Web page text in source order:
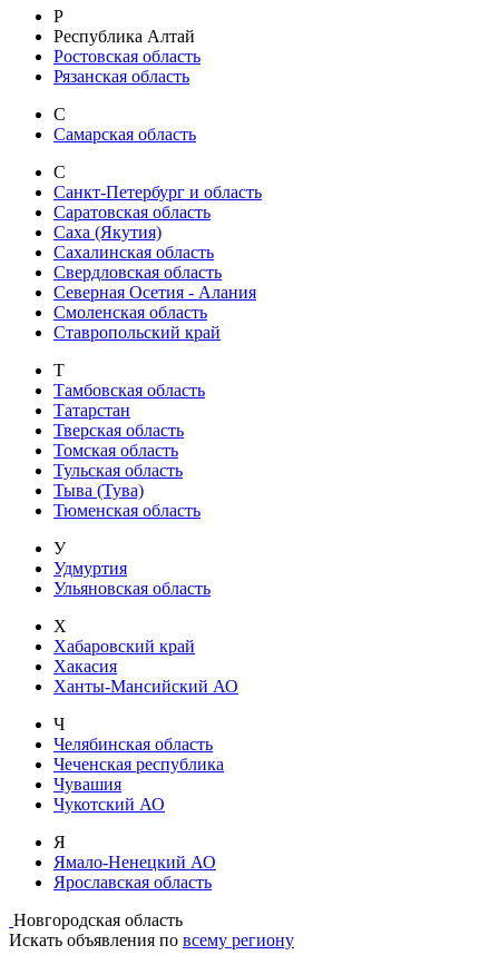
Р
Республика Алтай
Ростовская область
Рязанская область
С
Самарская область
С
Санкт-Петербург и область
Саратовская область
Саха (Якутия)
Сахалинская область
Свердловская область
Северная Осетия - Алания
Смоленская область
Ставропольский край
Т
Тамбовская область
Татарстан
Тверская область
Томская область
Тульская область
Тыва (Тува)
Тюменская область
У
Удмуртия
Ульяновская область
Х
Хабаровский край
Хакасия
Ханты-Мансийский АО
Ч
Челябинская область
Чеченская республика
Чувашия
Чукотский АО
Я
Ямало-Ненецкий АО
Ярославская область
Новгородская область
Искать объявления по всему региону